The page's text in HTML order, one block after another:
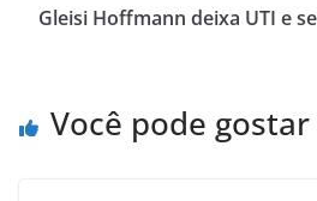
Gleisi Hoffmann deixa UTI e
Você pode